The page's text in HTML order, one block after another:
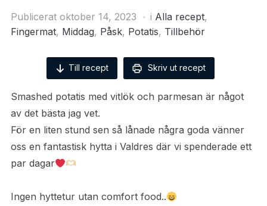
Publicerat oktober 14, 2023 i Alla recept,
Fingermat, Middag, Påsk, Potatis, Tillbehör
Till recept Skriv ut recept
Smashed potatis med vitlök och parmesan är något
av det bästa jag vet.
För en liten stund sen så lånade några goda vänner
oss en fantastisk hytta i Valdres där vi spenderade ett
par dagar
Ingen hyttetur utan comfort food..